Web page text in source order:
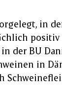
in
der BU
in